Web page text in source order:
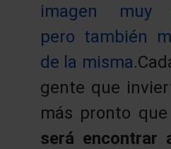
imagen muy
pero también
de la misma
gente que
más pronto
será encontrar